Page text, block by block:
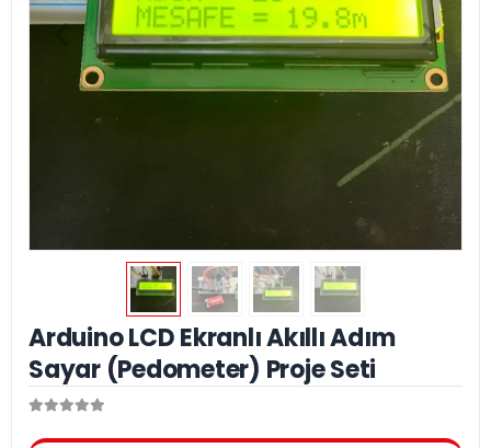
Arduino LCD Ekranlı Akıllı Adım
Sayar (Pedometer) Proje Seti